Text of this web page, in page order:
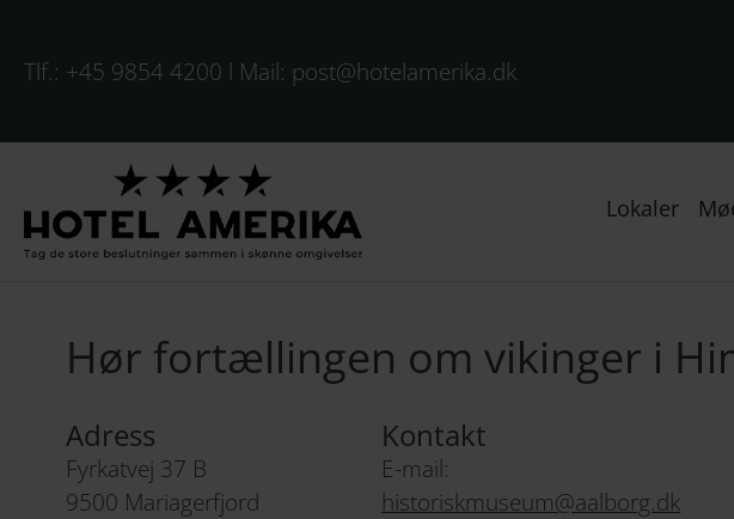
Tlf.: +45 9854 4200 l Mail: post@hotelamerika.dk
Lokaler
Hør fortællingen om vikinger i
Adress
Fyrkatvej 37 B
9500 Mariagerfjord
Kontakt
E-mail:
historiskmuseum@aalborg.dk